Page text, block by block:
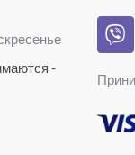
-
r
a
m
a
s
s
i
k
V
i
e
r